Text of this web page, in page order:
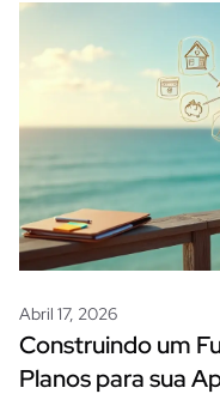
Abril 17, 2026
Construindo um
Planos para sua